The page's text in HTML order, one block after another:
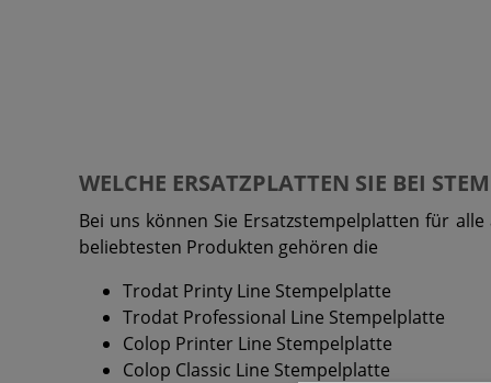
WELCHE ERSATZPLATTEN SIE BEI
Bei uns können Sie Ersatzstempelplatten für
beliebtesten Produkten gehören die
Trodat Printy Line Stempelplatte
Trodat Professional Line Stempelplatte
Colop Printer Line Stempelplatte
Colop Classic Line Stempelplatte